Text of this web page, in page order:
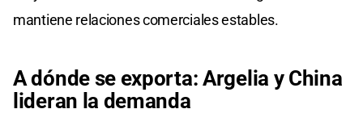
mantiene relaciones comerciales estables.
A dónde se exporta: Argelia y China
lideran la demanda